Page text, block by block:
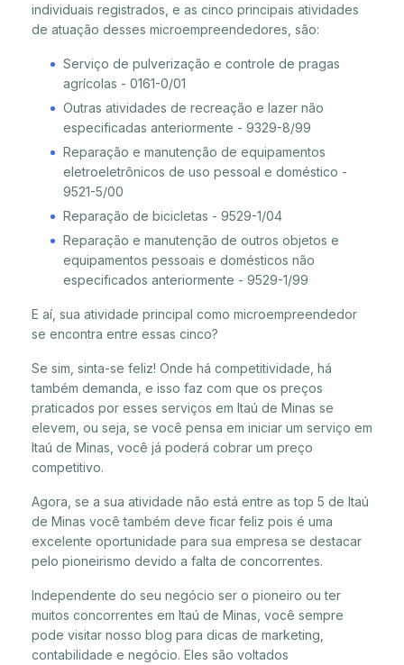
individuais registrados, e as cinco principais atividades
de atuação desses microempreendedores, são:
Serviço de pulverização e controle de pragas
agrícolas - 0161-0/01
Outras atividades de recreação e lazer não
especificadas anteriormente - 9329-8/99
Reparação e manutenção de equipamentos
eletroeletrônicos de uso pessoal e doméstico -
9521-5/00
Reparação de bicicletas - 9529-1/04
Reparação e manutenção de outros objetos e
equipamentos pessoais e domésticos não
especificados anteriormente - 9529-1/99
E aí, sua atividade principal como microempreendedor
se encontra entre essas cinco?
Se sim, sinta-se feliz! Onde há competitividade, há
também demanda, e isso faz com que os preços
praticados por esses serviços em Itaú de Minas se
elevem, ou seja, se você pensa em iniciar um serviço em
Itaú de Minas, você já poderá cobrar um preço
competitivo.
Agora, se a sua atividade não está entre as top 5 de Itaú
de Minas você também deve ficar feliz pois é uma
excelente oportunidade para sua empresa se destacar
pelo pioneirismo devido a falta de concorrentes.
Independente do seu negócio ser o pioneiro ou ter
muitos concorrentes em Itaú de Minas, você sempre
pode visitar nosso blog para dicas de marketing,
contabilidade e negócio. Eles são voltados